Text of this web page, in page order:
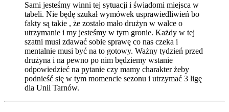
Sami jesteśmy winni tej sytuacji i świadomi miejsca w
tabeli. Nie będę szukał wymówek usprawiedliwień bo
fakty są takie , że zostało mało drużyn w walce o
utrzymanie i my jesteśmy w tym gronie. Każdy w tej
szatni musi zdawać sobie sprawę co nas czeka i
mentalnie musi być na to gotowy. Ważny tydzień przed
drużyna i na pewno po nim będziemy wstanie
odpowiedzieć na pytanie czy mamy charakter żeby
podnieść się w tym momencie sezonu i utrzymać 3 ligę
dla Unii Tarnów.